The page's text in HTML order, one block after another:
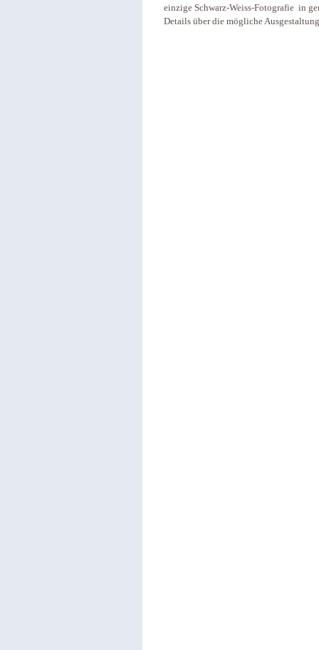
einzige Schwarz-Weiss-Fotografie in
Details über die mögliche